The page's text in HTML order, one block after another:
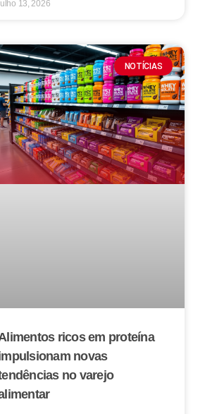
13, 2026
NOTÍCIAS
ricos em proteína
novas
no varejo